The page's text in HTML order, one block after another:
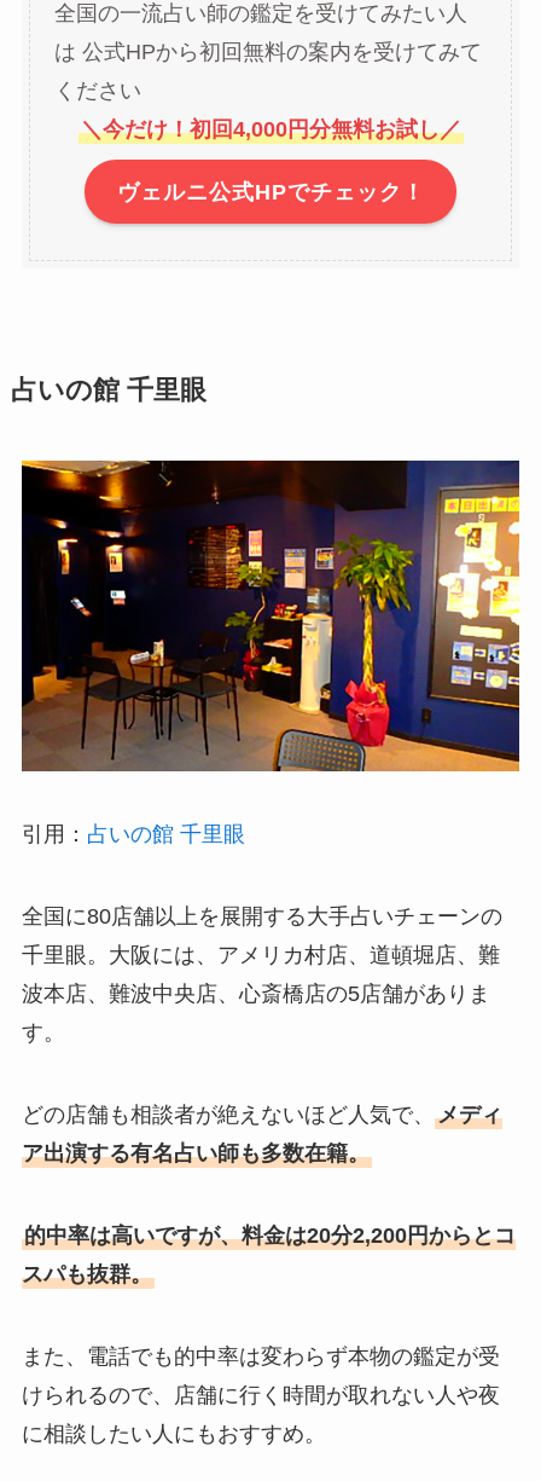
全国の一流占い師の鑑定を受けてみたい人
は 公式HPから初回無料の案内を受けてみて
ください
＼今だけ！初回4,000円分無料お試し／
ヴェルニ公式HPでチェック！
占いの館 千里眼
引用： 占いの館 千里眼
全国に80店舗以上を展開する大手占いチェーンの
千里眼。大阪には、アメリカ村店、道頓堀店、難
波本店、難波中央店、心斎橋店の5店舗がありま
す。
どの店舗も相談者が絶えないほど人気で、 メディ
ア出演する有名占い師も多数在籍。
的中率は高いですが、料金は20分2,200円からとコ
スパも抜群。
また、電話でも的中率は変わらず本物の鑑定が受
けられるので、店舗に行く時間が取れない人や夜
に相談したい人にもおすすめ。